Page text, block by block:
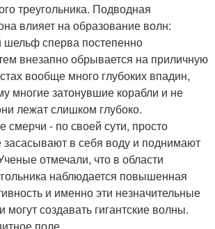
треугольника. Подводная
влияет на образование волн:
шельф сперва постепенно
внезапно обрывается на приличную
вообще много глубоких впадин,
многие затонувшие корабли и не
лежат слишком глубоко.
смерчи - по своей сути, просто
засасывают в себя воду и поднимают
отмечали, что в области
наблюдается повышенная
и именно эти незначительные
могут создавать гигантские волны.
поле.